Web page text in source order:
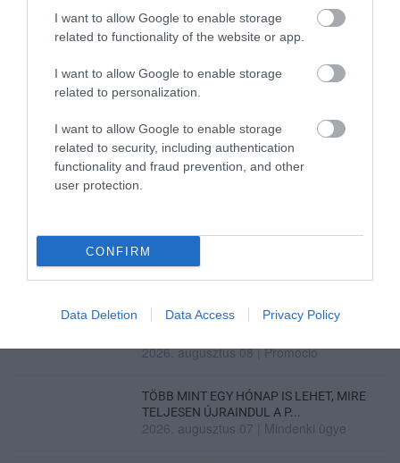
I want to allow Google to enable storage
related to functionality of the website or app.
I want to allow Google to enable storage
related to personalization.
I want to allow Google to enable storage
related to security, including authentication
functionality and fraud prevention, and other
user protection.
CONFIRM
Data Deletion Data Access Privacy Policy
2026. augusztus 09|Promóció
35 PERCES TANÓRÁK ÉS KEVESEBB HÁZI
2026. augusztus 08|Mindenki ügye
BAKA ANDRÁST JELÖLI KÖZTÁRSASÁGI
ÚJ MAGYAR KÜLÜGYI STRATÉGIA KÉSZÜL,
TELJES SZAKÍTÁS JÖN A...
2026. augusztus 08|Mindenki ügye
TATA ELBŰVÖLŐ LÁTVÁNYOSSÁGAI,
2026. augusztus 08|Promóció
TÖBB MINT EGY HÓNAP IS LEHET, MIRE
TELJESEN ÚJRAINDUL A P...
2026. augusztus 07 Mindenki ügye